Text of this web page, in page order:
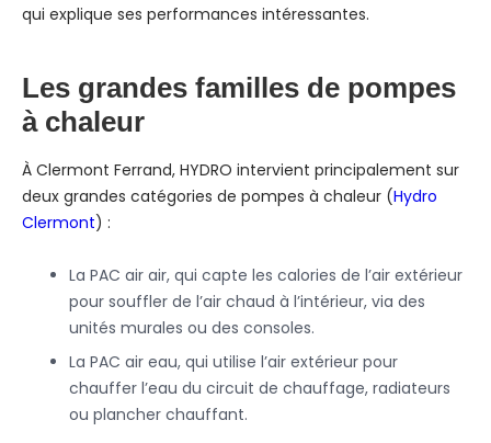
qui explique ses performances intéressantes.
Les grandes familles de pompes
à chaleur
À Clermont Ferrand, HYDRO intervient principalement sur
deux grandes catégories de pompes à chaleur (Hydro
Clermont) :
La PAC air air, qui capte les calories de l’air extérieur
pour souffler de l’air chaud à l’intérieur, via des
unités murales ou des consoles.
La PAC air eau, qui utilise l’air extérieur pour
chauffer l’eau du circuit de chauffage, radiateurs
ou plancher chauffant.